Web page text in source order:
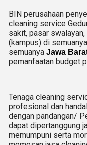
BIN perusahaan
cleaning service
sakit, pasar
(kampus) di
semuanya Jawa
pemanfaatan budget
Tenaga cleaning
profesional dan
dengan pandangan/
dapat dipertanggung
memumpuni serta